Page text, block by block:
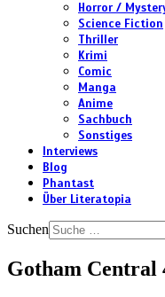
Horror /
Science Fiction
Thriller
Krimi
Comic
Manga
Anime
Sachbuch
Sonstiges
Interviews
Blog
Phantast
Über Literatopia
Suchen
Gotham Central